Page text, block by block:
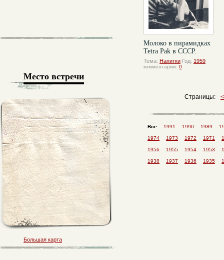
Молоко в пирамидках
Tetra Pak в СССР.
Тема: Напитки Год: 1959
комментарии: 0
Страницы:
Все 1991 1990 1989
1974 1973 1972 1971
1956 1955 1954 1953
1938 1937 1936 1935
Место встречи
Большая карта